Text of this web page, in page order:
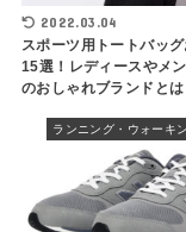
2022.03.04
スポーツ用トートバッ
15選！レディースやメ
のおしゃれブランドとは
ランニング・ウォーキ